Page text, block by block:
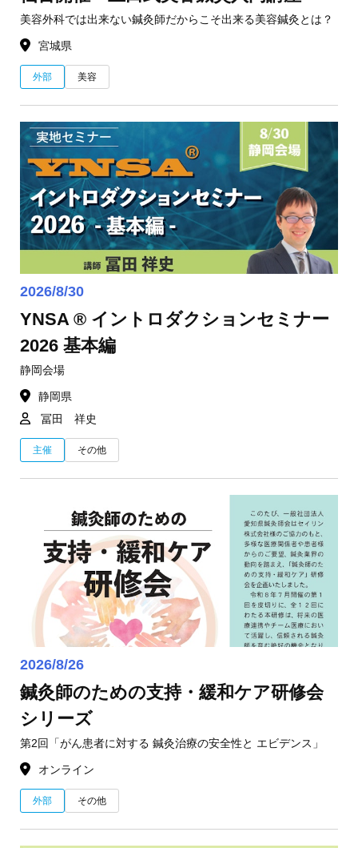
美容外科では出来ない鍼灸師だからこそ出来る美容鍼灸とは？
宮城県
外部 美容
2026/8/30
YNSA ® イントロダクションセミナー
2026 基本編
静岡会場
静岡県
冨田 祥史
主催 その他
2026/8/26
鍼灸師のための支持・緩和ケア研修会
シリーズ
第2回「がん患者に対する 鍼灸治療の安全性と エビデンス」
オンライン
外部 その他